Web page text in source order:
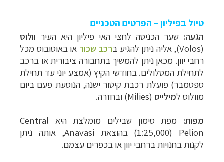
טיול בפיליון – הפרטים הטכניים
הגעה: שער הכניסה לחצי האי פיליון היא העיר וולוס
(
Volos), אליה ניתן להגיע ברכב שכור או באוטובוס מכל
רחבי יוון. מכאן ניתן להמשיך בתחבורה ציבורית או ברכב
לתחילת המסלולים. בחודשי הקיץ (אמצע יוני עד תחילת
ספטמבר) פועלת רכבת קיטור ישנה, הנוסעת פעם ביום
מוולוס למילייס (
Milies) ובחזרה.
מפות: מפת סימון שבילים מומלצת היא Central
Pelion
(
1:25,000) בהוצאת Anavasi, אותה ניתן
לקנות בחנויות ברחבי יוון או בכפרים עצמם.